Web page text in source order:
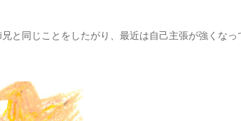
と同じことをしたがり、最近は自己主張が強くなっ